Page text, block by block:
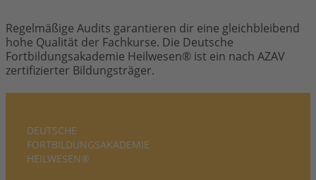
Regelmäßige Audits garantieren dir eine gleichbleibend
hohe Qualität der Fachkurse. Die Deutsche
Fortbildungsakademie Heilwesen® ist ein nach AZAV
zertifizierter Bildungsträger.
DEUTSCHE
FORTBILDUNGS­AKADEMIE
HEILWESEN®